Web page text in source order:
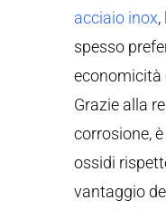
acciaio inox,
spesso
economicità
Grazie alla
corrosione,
ossidi
vantaggio